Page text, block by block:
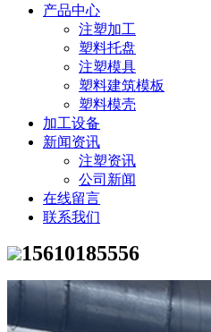
产品中心
注塑加工
塑料托盘
注塑模具
塑料建筑模板
塑料模壳
加工设备
新闻资讯
注塑资讯
公司新闻
在线留言
联系我们
15610185556